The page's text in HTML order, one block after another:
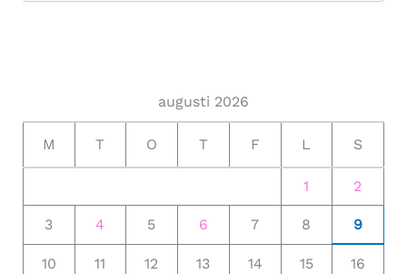
augusti 2026
M T O T F L S
1 2
3 4 5 6 7 8 9
10 11 12 13 14 15 16